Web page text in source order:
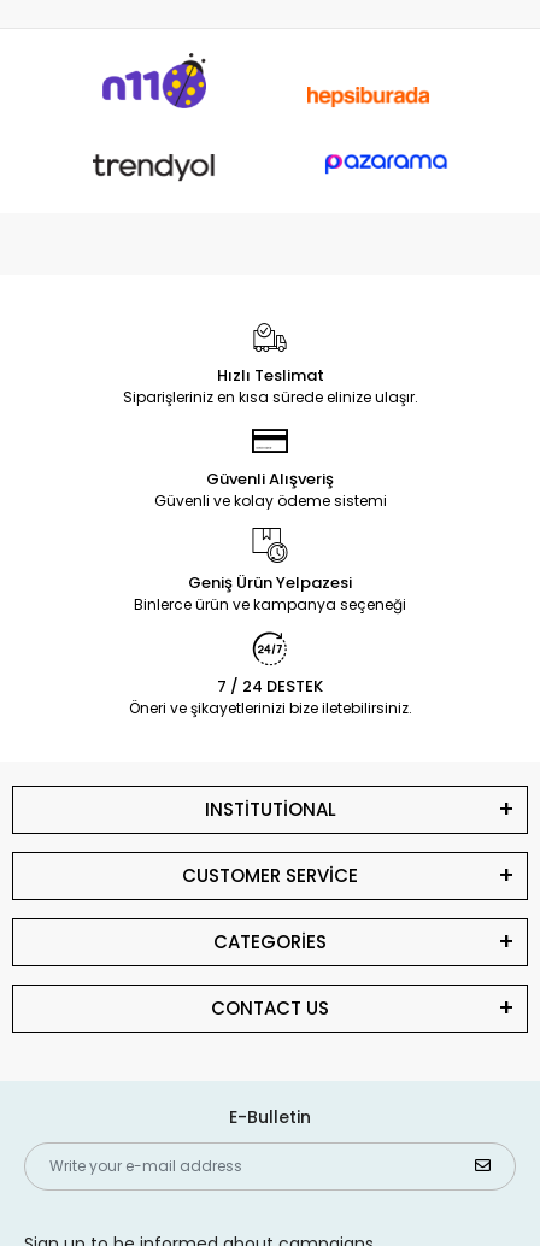
Hızlı Teslimat
Siparişleriniz en kısa sürede elinize ulaşır.
Güvenli Alışveriş
Güvenli ve kolay ödeme sistemi
Geniş Ürün Yelpazesi
Binlerce ürün ve kampanya seçeneği
7 / 24 DESTEK
Öneri ve şikayetlerinizi bize iletebilirsiniz.
INSTİTUTİONAL
CUSTOMER SERVİCE
CATEGORİES
CONTACT US
E-Bulletin